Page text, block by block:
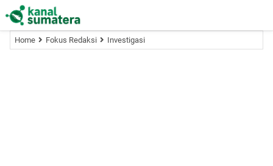
Home Fokus Redaksi Investigasi